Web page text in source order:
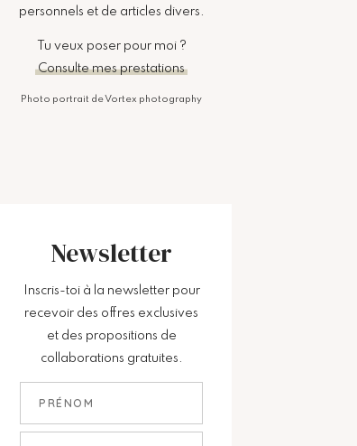
personnels et de articles divers.
Tu veux poser pour moi ?
Consulte mes prestations
Photo portrait de Vortex photography
Newsletter
Inscris-toi à la newsletter pour
recevoir des offres exclusives
et des propositions de
collaborations gratuites.